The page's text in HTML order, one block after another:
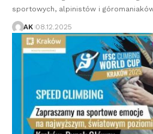
sportowych, alpinistów i
AK 08.12.2025